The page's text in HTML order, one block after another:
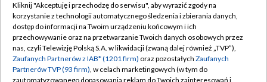
TVP
Abonament TVP
Emisja w TVP
Centrum informacji TVP
Regulamin TVP
Polityka prywatności
Moje zgody
Kliknij "Akceptuję i przechodzę do serwisu", aby wyrazić zgody na
korzystanie z technologii automatycznego śledzenia i zbierania danych,
dostęp do informacji na Twoim urządzeniu końcowym i ich
przechowywanie oraz na przetwarzanie Twoich danych osobowych przez
nas, czyli Telewizję Polską S.A. w likwidacji (zwaną dalej również „TVP”),
Zaufanych Partnerów z IAB* (1201 firm) oraz pozostałych Zaufanych
Partnerów TVP (93 firm), w celach marketingowych (w tym do
zautomatyzowanego dopasowania reklam do Twoich zainteresowań i